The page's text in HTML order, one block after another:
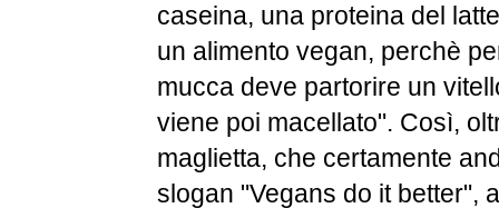
caseina, una proteina del
un alimento vegan, perchè
mucca deve partorire un
viene poi macellato". Così,
maglietta, che certamente
slogan "Vegans do it better",